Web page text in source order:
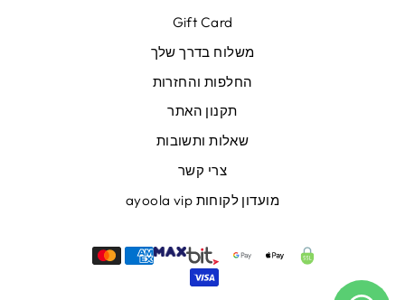
Gift Card
משלוח בדרך שלך
החלפות והחזרות
תקנון האתר
שאלות ותשובות
צרי קשר
מועדון לקוחות ayoola vip